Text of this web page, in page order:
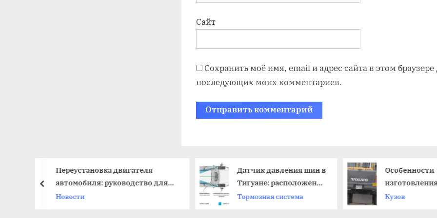
Сайт
Сохранить моё имя, email и адрес сайта в этом браузере
последующих моих комментариев.
Переустановка двигателя
автомобиля: руководство для
начинающих
Новости
Датчик давления шин в
Тигуане: расположение
и особенности
Тормозная система
Особенности
номерных
Кузов
prev